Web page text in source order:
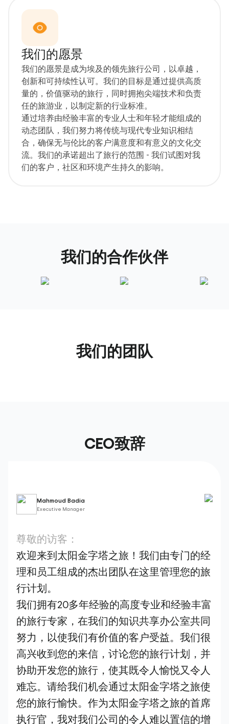
我们的愿景
我们的愿景是成为埃及的领先旅行公司，以卓越，
创新和可持续性认可。我们的目标是通过提供高质
量的，价值驱动的旅行，同时拥抱尖端技术和负责
任的旅游业，以制定新的行业标准。
通过培养由经验丰富的专业人士和年轻才能组成的
动态团队，我们努力将传统与现代专业知识相结
合，确保无与伦比的客户满意度和有意义的文化交
流。我们的承诺超出了旅行的范围 - 我们试图对我
们的客户，社区和环境产生持久的影响。
我们的合作伙伴
我们的团队
CEO致辞
Mahmoud Badia
Executive Manager
尊敬的访客：
欢迎来到太阳金字塔之旅！我们由专门的经
理和员工组成的杰出团队在这里管理您的旅
行计划。
我们拥有20多年经验的高度专业和经验丰富
的旅行专家，在我们的知识共享办公室共同
努力，以使我们有价值的客户受益。我们很
高兴收到您的来信，讨论您的旅行计划，并
协助开发您的旅行，使其既令人愉悦又令人
难忘。请给我们机会通过太阳金字塔之旅使
您的旅行愉快。作为太阳金字塔之旅的首席
执行官，我对我们公司的令人难以置信的增